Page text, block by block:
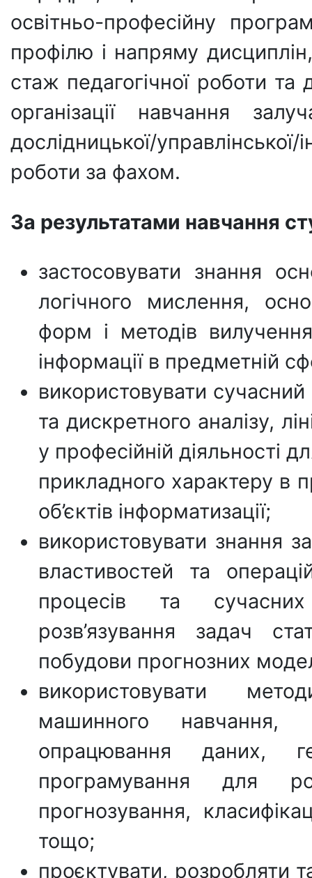
освітньо-професійну
профілю і напряму
стаж педагогічної роботи та
організації навчання
дослідницької/
роботи за фахом.
За результатами навчання
застосовувати знання
логічного мислення,
форм і методів
інформації в предметній
використовувати
та дискретного аналізу,
у професійній діяльності
прикладного характеру в
об’єктів інформатизації;
використовувати знання
властивостей та
процесів та
розв’язування задач
побудови прогнозних
використовувати
машинного навчання,
опрацювання даних,
програмування для
прогнозування,
тощо;
проєктувати, розробляти